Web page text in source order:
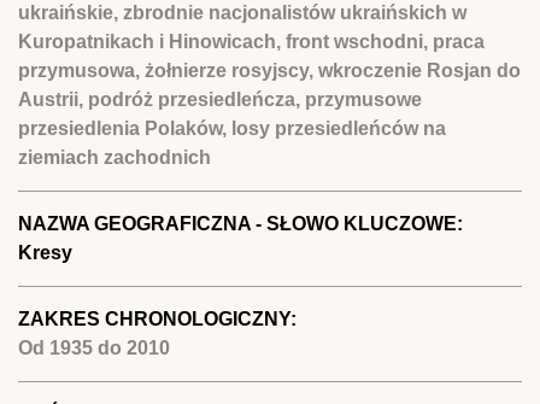
ukraińskie, zbrodnie nacjonalistów ukraińskich w
Kuropatnikach i Hinowicach, front wschodni, praca
przymusowa, żołnierze rosyjscy, wkroczenie Rosjan do
Austrii, podróż przesiedleńcza, przymusowe
przesiedlenia Polaków, losy przesiedleńców na
ziemiach zachodnich
NAZWA GEOGRAFICZNA - SŁOWO KLUCZOWE:
Kresy
ZAKRES CHRONOLOGICZNY:
Od 1935 do 2010